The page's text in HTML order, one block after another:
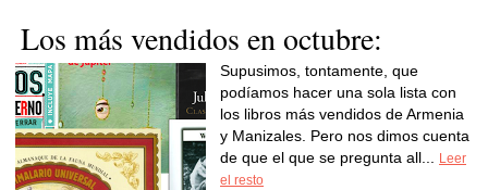
Los más vendidos en octubre:
Supusimos, tontamente, que
podíamos hacer una sola lista con
los libros más vendidos de Armenia
y Manizales. Pero nos dimos cuenta
de que el que se pregunta all...
Leer
el resto